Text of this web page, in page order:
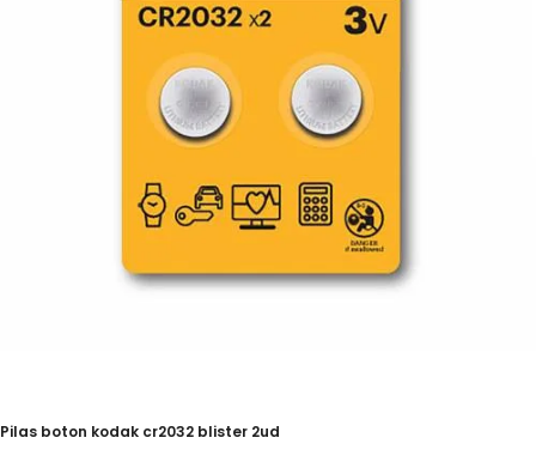
¡Imprimir!
Pilas boton kodak cr2032 blister 2ud